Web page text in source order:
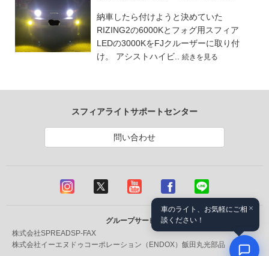
納車したら付けようと決めていた
RIZING2の6000Kとフォグ用スフィア
LEDの3000KをFJクルーザーに取り付
け。 アシストハイビ.. 続きを見る
スフィアライトサポートセンター
問い合わせ
グループサービス
株式会社SPREADSP-FAX
株式会社イーエヌドゥコーポレーション（ENDOX） 飯田丸光部品
×
車のライト、お気軽にご相
談ください！